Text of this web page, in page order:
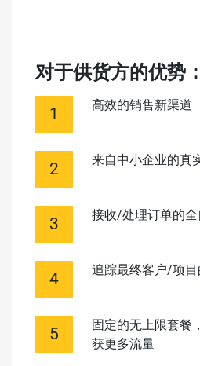
对于供货方的优势：
高效的销售新渠道
来自中小企业的真
接收/处理订单的
追踪最终客户/项目
固定的无上限套餐
获更多流量